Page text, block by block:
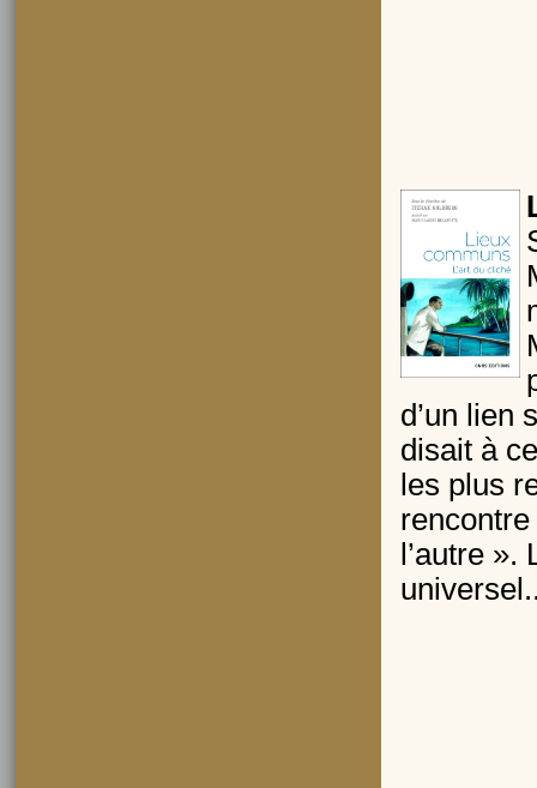
d’un lien
disait à
les plus
l’autre